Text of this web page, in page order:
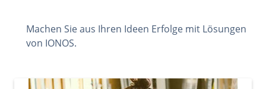
Machen Sie aus Ihren Ideen Erfolge mit Lösungen
von IONOS.